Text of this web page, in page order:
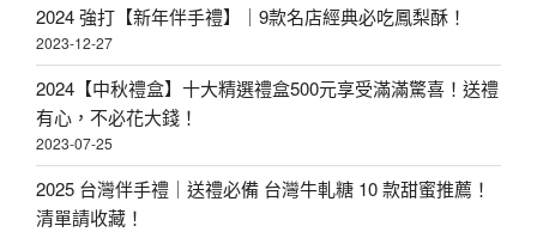
2024 強打【新年伴手禮】｜9款名店經典必吃鳳梨酥！
2023-12-27
2024【中秋禮盒】十大精選禮盒500元享受滿滿驚喜！送禮
有心，不必花大錢！
2023-07-25
2025 台灣伴手禮｜送禮必備 台灣牛軋糖 10 款甜蜜推薦！
清單請收藏！